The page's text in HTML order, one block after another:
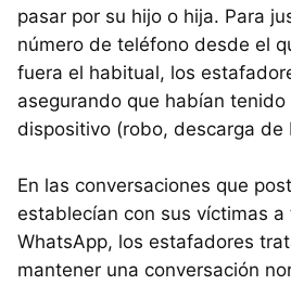
pasar por su hijo o hija. Para
número de teléfono desde el
fuera el habitual, los
asegurando que habían
dispositivo (robo, descarga de
En las conversaciones que
establecían con sus víctimas a
WhatsApp, los estafadores
mantener una conversación